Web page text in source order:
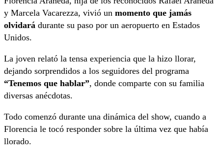
y Marcela Vacarezza, vivió un momento que jamás
olvidará durante su paso por un aeropuerto en Estados
Unidos.
La joven relató la tensa experiencia que la hizo llorar,
dejando sorprendidos a los seguidores del programa
“Tenemos que hablar”, donde comparte con su familia
diversas anécdotas.
Todo comenzó durante una dinámica del show, cuando a
Florencia le tocó responder sobre la última vez que había
llorado.